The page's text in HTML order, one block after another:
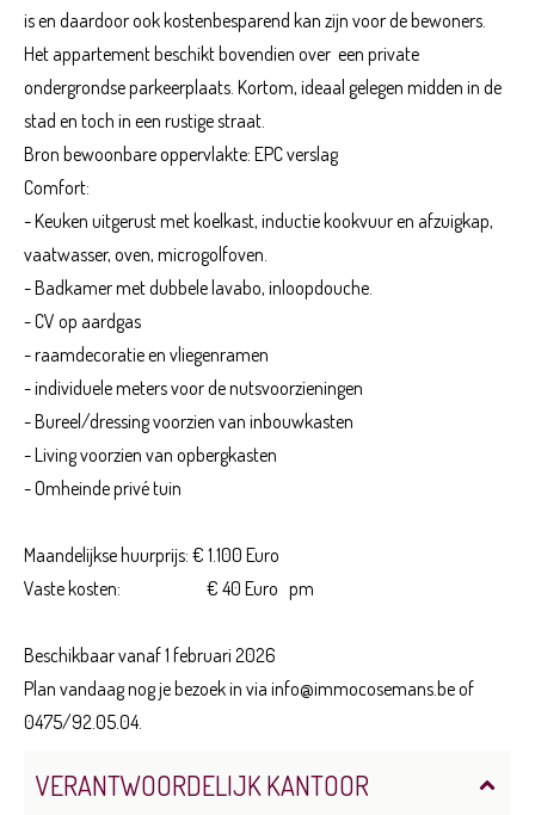
is en daardoor ook kostenbesparend kan zijn voor de bewoners.
Het appartement beschikt bovendien over een private
ondergrondse parkeerplaats. Kortom, ideaal gelegen midden in de
stad en toch in een rustige straat.
Bron bewoonbare oppervlakte: EPC verslag
Comfort:
- Keuken uitgerust met koelkast, inductie kookvuur en afzuigkap,
vaatwasser, oven, microgolfoven.
- Badkamer met dubbele lavabo, inloopdouche.
- CV op aardgas
- raamdecoratie en vliegenramen
- individuele meters voor de nutsvoorzieningen
- Bureel/dressing voorzien van inbouwkasten
- Living voorzien van opbergkasten
- Omheinde privé tuin
Maandelijkse huurprijs: € 1.100 Euro
Vaste kosten: € 40 Euro pm
Beschikbaar vanaf 1 februari 2026
Plan vandaag nog je bezoek in via info@immocosemans.be of
0475/92.05.04.
VERANTWOORDELIJK KANTOOR